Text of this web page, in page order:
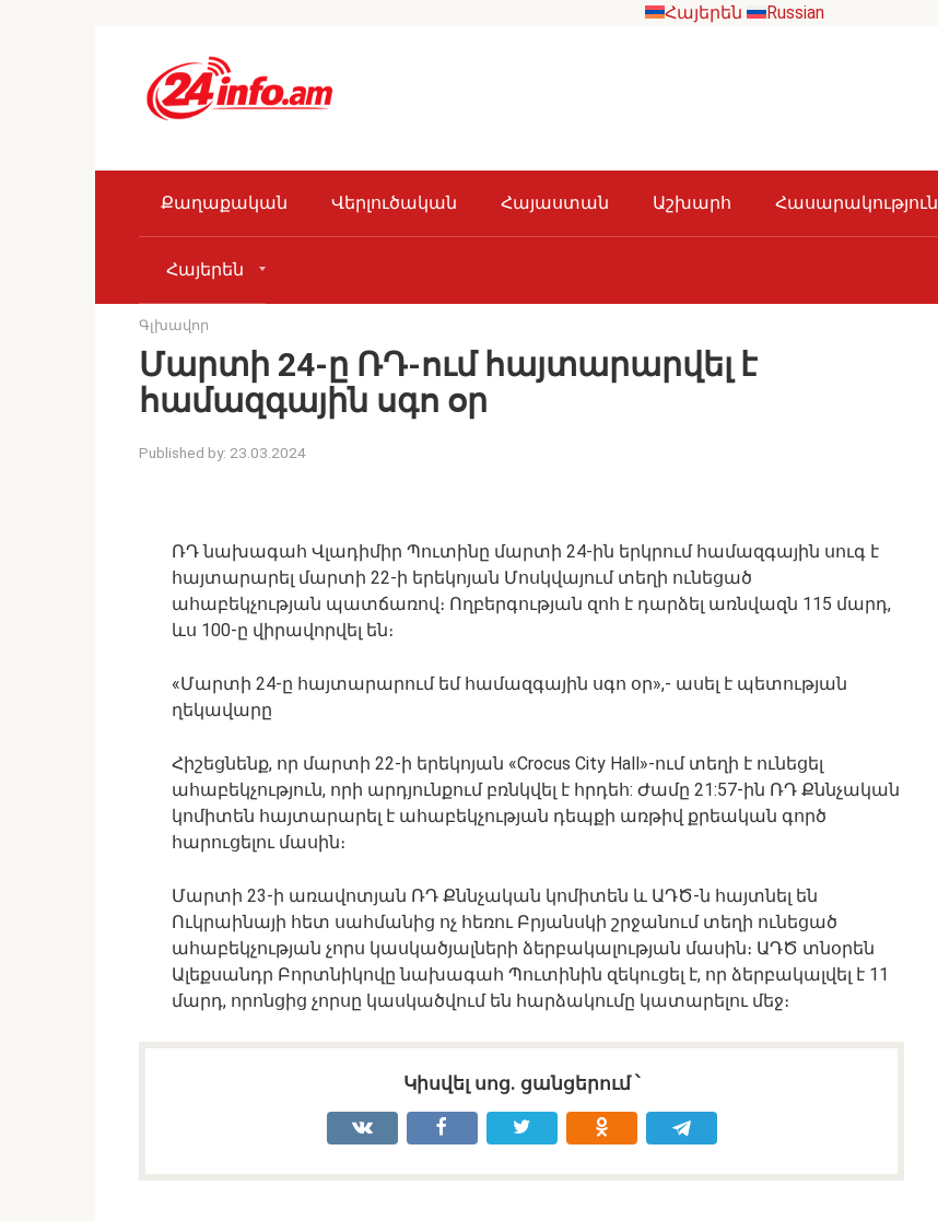
Հայերեն Russian
Քաղաքական Վերլուծական Հայաստան Աշխարհ Հասարակություն
Հայերեն
Գլխավոր
Մարտի 24-ը ՌԴ-ում հայտարարվել է
համազգային սգո օր
Published by: 23.03.2024
ՌԴ նախագահ Վլադիմիր Պուտինը մարտի 24-ին երկրում համազգային սուգ է
հայտարարել մարտի 22-ի երեկոյան Մոսկվայում տեղի ունեցած
ահաբեկչության պատճառով։ Ողբերգության զոհ է դարձել առնվազն 115 մարդ,
ևս 100-ը վիրավորվել են։
«Մարտի 24-ը հայտարարում եմ համազգային սգո օր»,- ասել է պետության
ղեկավարը
Հիշեցնենք, որ մարտի 22-ի երեկոյան «Crocus City Hall»-ում տեղի է ունեցել
ահաբեկչություն, որի արդյունքում բռնկվել է հրդեհ: Ժամը 21:57-ին ՌԴ Քննչական
կոմիտեն հայտարարել է ահաբեկչության դեպքի առթիվ քրեական գործ
հարուցելու մասին։
Մարտի 23-ի առավոտյան ՌԴ Քննչական կոմիտեն և ԱԴԾ-ն հայտնել են
Ուկրաինայի հետ սահմանից ոչ հեռու Բրյանսկի շրջանում տեղի ունեցած
ահաբեկչության չորս կասկածյալների ձերբակալության մասին։ ԱԴԾ տնօրեն
Ալեքսանդր Բորտնիկովը նախագահ Պուտինին զեկուցել է, որ ձերբակալվել է 11
մարդ, որոնցից չորսը կասկածվում են հարձակումը կատարելու մեջ։
Կիսվել սոց․ ցանցերում ՝